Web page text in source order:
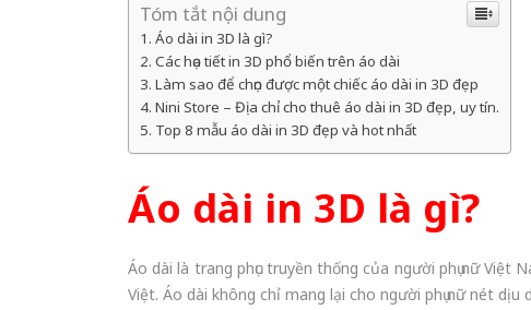
Tóm tắt nội dung
Áo dài in 3D là gì?
Các họa tiết in 3D phổ biến trên áo dài
Làm sao để chọn được một chiếc áo dài in 3D đẹp
Nini Store – Địa chỉ cho thuê áo dài in 3D đẹp, uy tín.
Top 8 mẫu áo dài in 3D đẹp và hot nhất
Áo dài in 3D là gì?
Áo dài là trang phục truyền thống của người phụ nữ
Việt. Áo dài không chỉ mang lại cho người phụ nữ nét